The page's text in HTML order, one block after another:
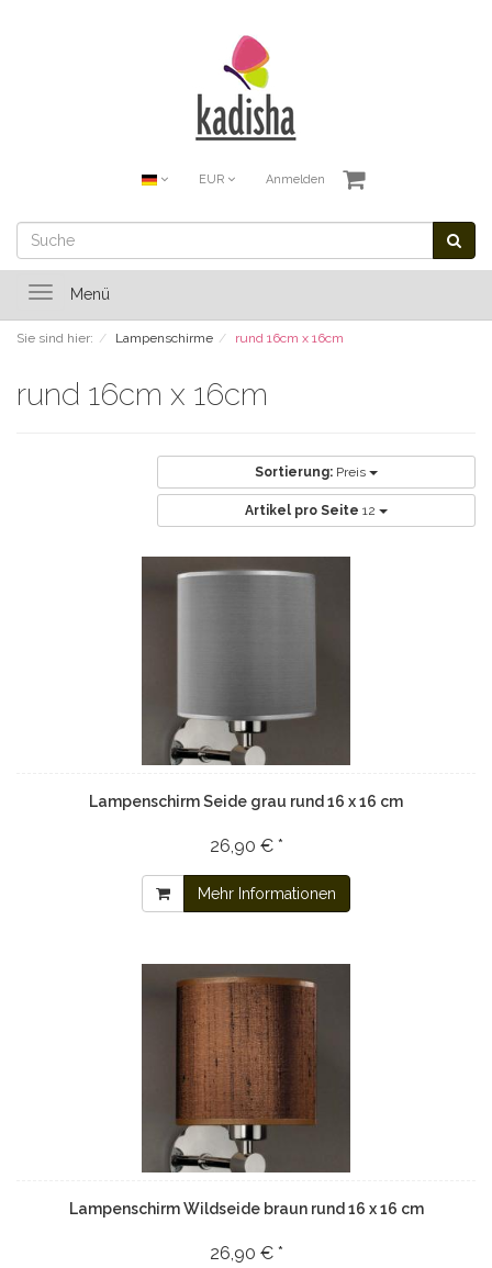
EUR Anmelden
ToggleMenü
Sie sind hier: Lampenschirme rund 16cm x 16cm
rund 16cm x 16cm
Sortierung: Preis
Artikel pro Seite 12
Lampenschirm Seide grau rund 16 x 16 cm
26,90 € *
Mehr Informationen
Lampenschirm Wildseide braun rund 16 x 16 cm
26,90 € *